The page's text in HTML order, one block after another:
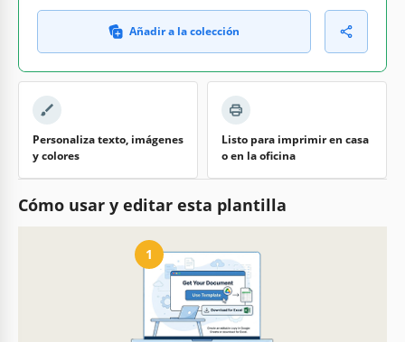
Añadir a la colección
Personaliza texto, imágenes
y colores
Listo para imprimir en casa
o en la oficina
Cómo usar y editar esta plantilla
1